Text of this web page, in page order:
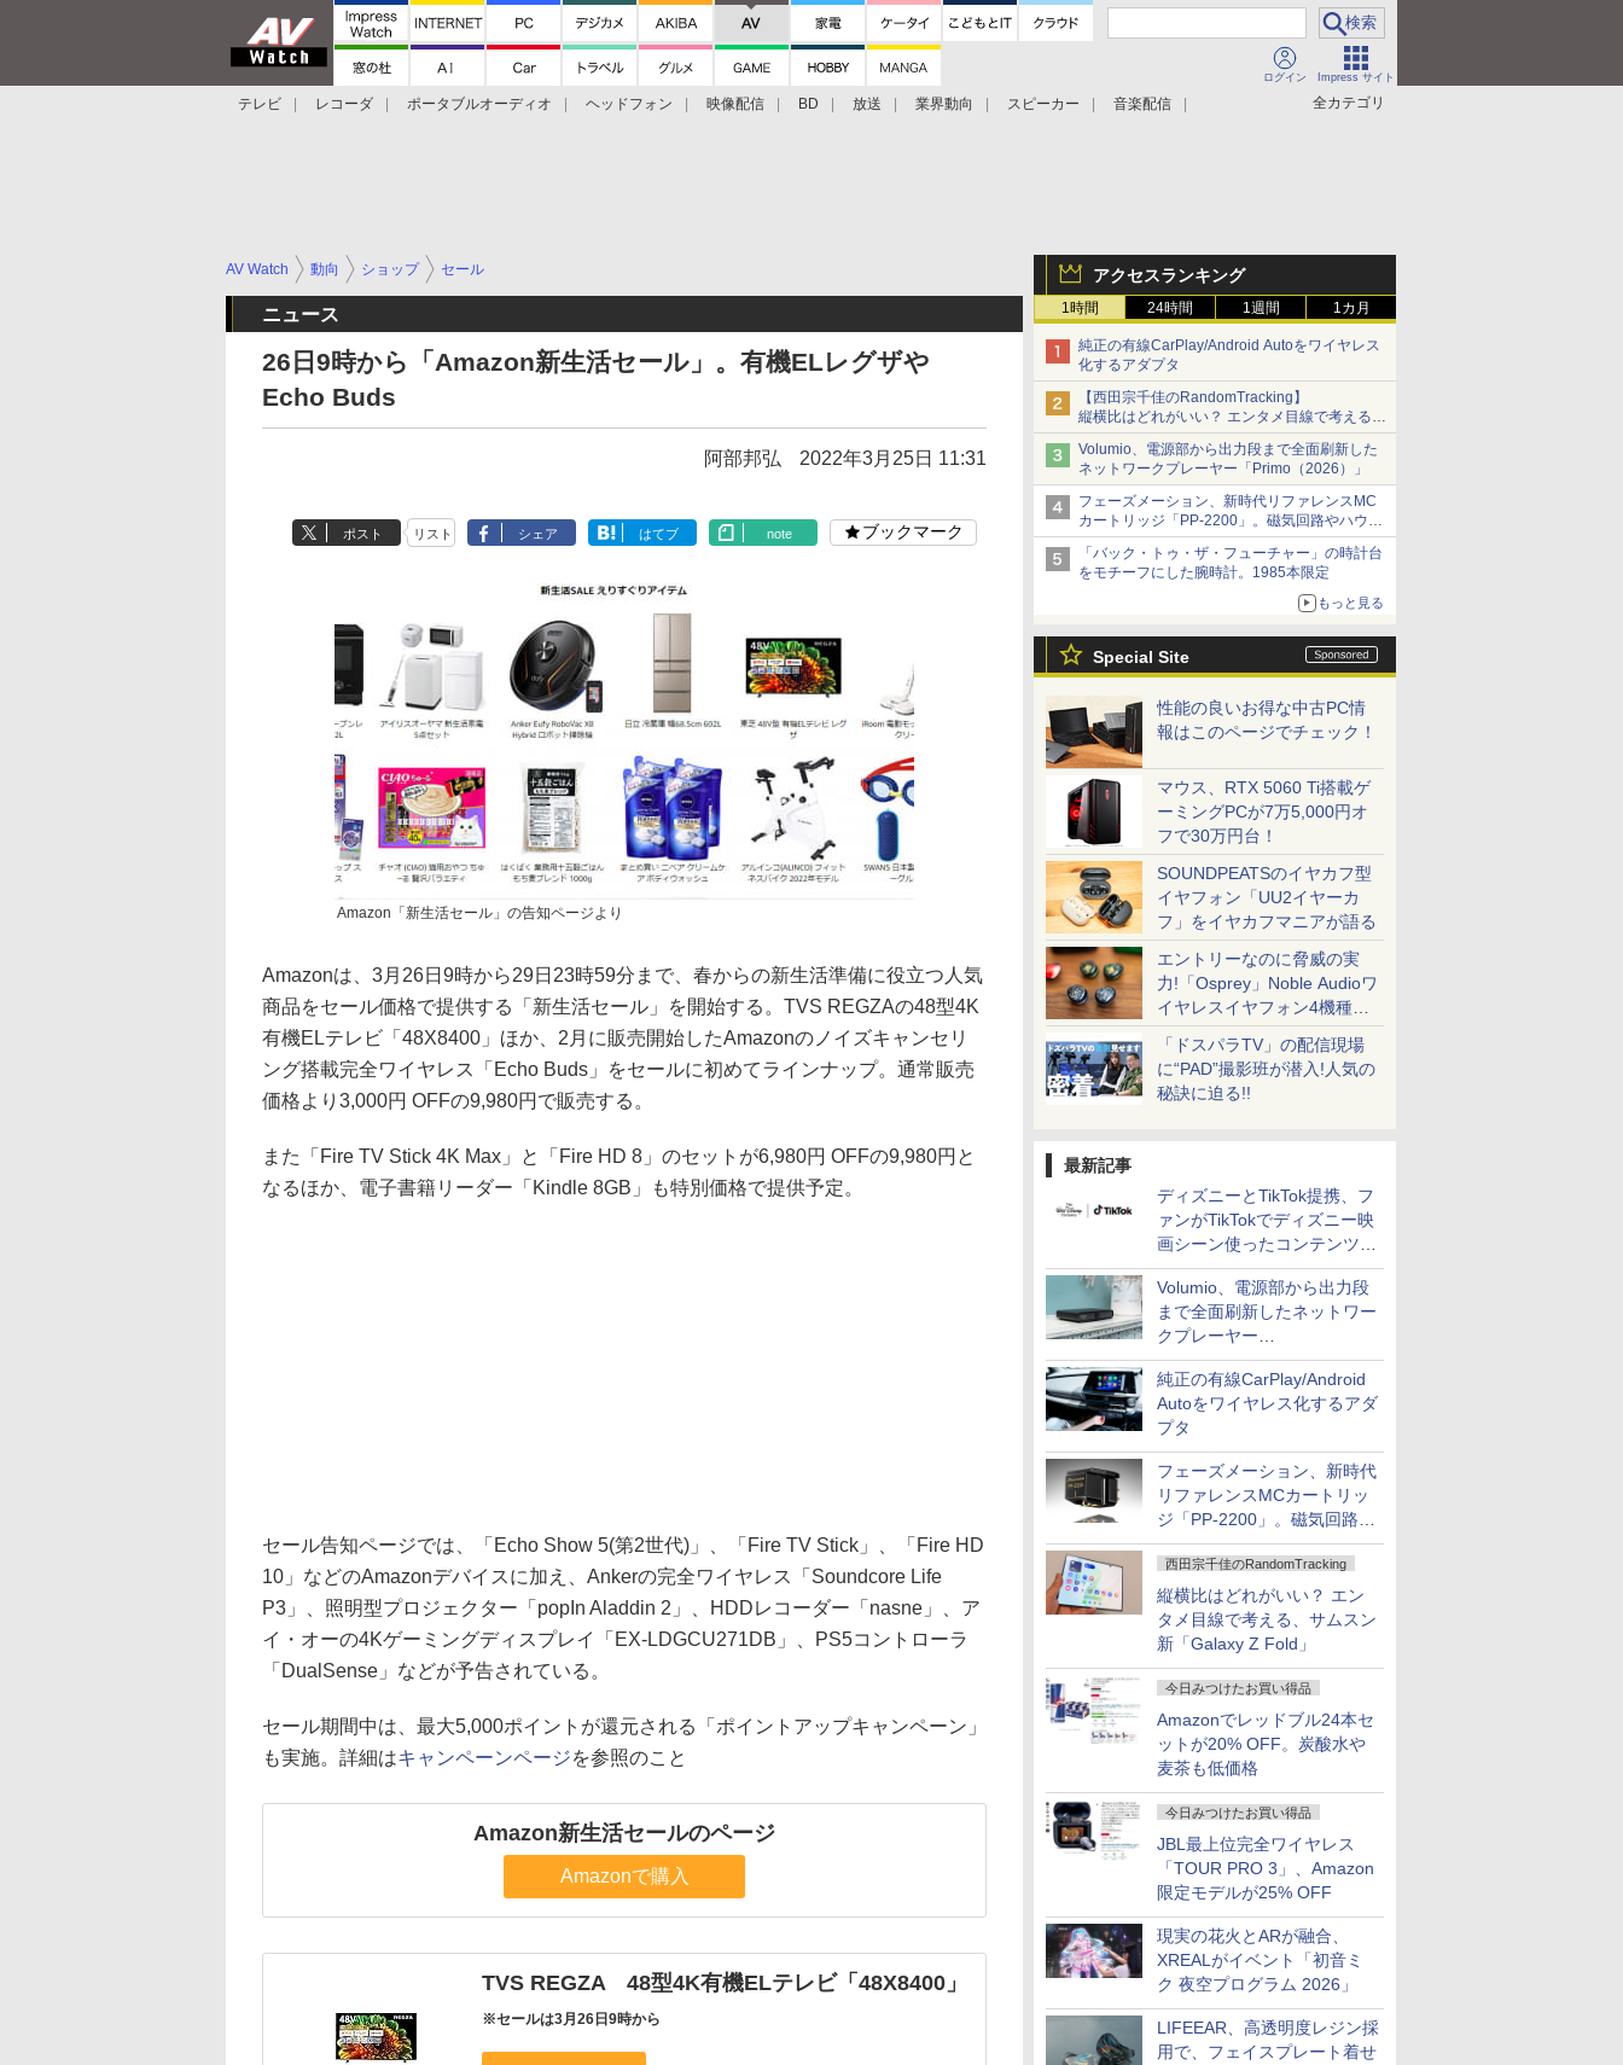
ログイン Impress サイト
全カテゴリ
テレビ レコーダ ポータブルオーディオ ヘッドフォン 映像配信 BD 放送 業界動向 スピーカー
音楽配信
アクセスランキング
1時間 24時間 1週間 1カ月
純正の有線CarPlay/Android Autoをワイヤレス
化するアダプタ
【西田宗千佳のRandomTracking】
縦横比はどれがいい？ エンタメ目線で考える、
サムスン新「Galaxy Z Fold」
Volumio、電源部から出力段まで全面刷新した
ネットワークプレーヤー「Primo（2026）」
フェーズメーション、新時代リファレンスMC
カートリッジ「PP-2200」。磁気回路やハウジ
ングを根本から見直し
「バック・トゥ・ザ・フューチャー」の時計台
をモチーフにした腕時計。1985本限定
もっと見る
Special Site
性能の良いお得な中古PC情
報はこのページでチェック！
マウス、RTX 5060 Ti搭載ゲ
ーミングPCが7万5,000円オ
フで30万円台！
SOUNDPEATSのイヤカフ型
イヤフォン「UU2イヤーカ
フ」をイヤカフマニアが語る
エントリーなのに脅威の実
力!「Osprey」Noble Audioワ
イヤレスイヤフォン4機種を
一気に聴く
「ドスパラTV」の配信現場
に“PAD”撮影班が潜入!人気の
秘訣に迫る!!
最新記事
ディズニーとTikTok提携、フ
ァンがTikTokでディズニー映
画シーン使ったコンテンツ制
作、Disney+にも配信
Volumio、電源部から出力段
まで全面刷新したネットワー
クプレーヤー
「Primo（2026）」
純正の有線CarPlay/Android
Autoをワイヤレス化するアダ
プタ
フェーズメーション、新時代
リファレンスMCカートリッ
ジ「PP-2200」。磁気回路や
ハウジングを根本から見直し
西田宗千佳のRandomTracking
縦横比はどれがいい？ エン
タメ目線で考える、サムスン
新「Galaxy Z Fold」
今日みつけたお買い得品
Amazonでレッドブル24本セ
ットが20% OFF。炭酸水や
麦茶も低価格
今日みつけたお買い得品
JBL最上位完全ワイヤレス
「TOUR PRO 3」、Amazon
限定モデルが25% OFF
現実の花火とARが融合、
XREALがイベント「初音ミ
ク 夜空プログラム 2026」
LIFEEAR、高透明度レジン採
用で、フェイスプレート着せ
AV Watch 動向 ショップ セール
ニュース
26日9時から「Amazon新生活セール」。有機ELレグザや
Echo Buds
阿部邦弘 2022年3月25日 11:31
ポスト リスト シェア はてブ note ブックマーク
Amazon「新生活セール」の告知ページより
Amazonは、3月26日9時から29日23時59分まで、春からの新生活準備に役立つ人気
商品をセール価格で提供する「新生活セール」を開始する。TVS REGZAの48型4K
有機ELテレビ「48X8400」ほか、2月に販売開始したAmazonのノイズキャンセリ
ング搭載完全ワイヤレス「Echo Buds」をセールに初めてラインナップ。通常販売
価格より3,000円 OFFの9,980円で販売する。
また「Fire TV Stick 4K Max」と「Fire HD 8」のセットが6,980円 OFFの9,980円と
なるほか、電子書籍リーダー「Kindle 8GB」も特別価格で提供予定。
セール告知ページでは、「Echo Show 5(第2世代)」、「Fire TV Stick」、「Fire HD
10」などのAmazonデバイスに加え、Ankerの完全ワイヤレス「Soundcore Life
P3」、照明型プロジェクター「popIn Aladdin 2」、HDDレコーダー「nasne」、ア
イ・オーの4Kゲーミングディスプレイ「EX-LDGCU271DB」、PS5コントローラ
「DualSense」などが予告されている。
セール期間中は、最大5,000ポイントが還元される「ポイントアップキャンペーン」
も実施。詳細はキャンペーンページを参照のこと
Amazon新生活セールのページ
Amazonで購入
TVS REGZA 48型4K有機ELテレビ「48X8400」
※セールは3月26日9時から